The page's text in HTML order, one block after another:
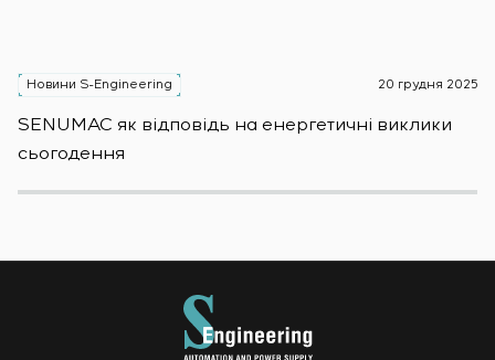
Новини S-Engineering 20 грудня 2025
SENUMAC як відповідь на енергетичні виклики
сьогодення